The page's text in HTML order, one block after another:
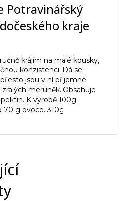
Potravinářský
kraje
krájím na malé kousky,
konzistenci. Dá se
jsou v ní příjemné
meruněk. Obsahuje
K výrobě 100g
70 g ovoce. 310g